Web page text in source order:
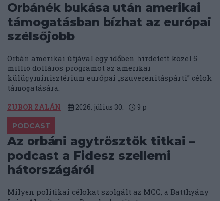
Orbánék bukása után amerikai
támogatásban bízhat az európai
szélsőjobb
Orbán amerikai útjával egy időben hirdetett közel 5
millió dolláros programot az amerikai
külügyminisztérium európai „szuverenitáspárti” célok
támogatására.
ZUBOR ZALÁN 2026. július 30. 9 p
PODCAST
Az orbáni agytrösztök titkai –
podcast a Fidesz szellemi
hátországáról
Milyen politikai célokat szolgált az MCC, a Batthyány